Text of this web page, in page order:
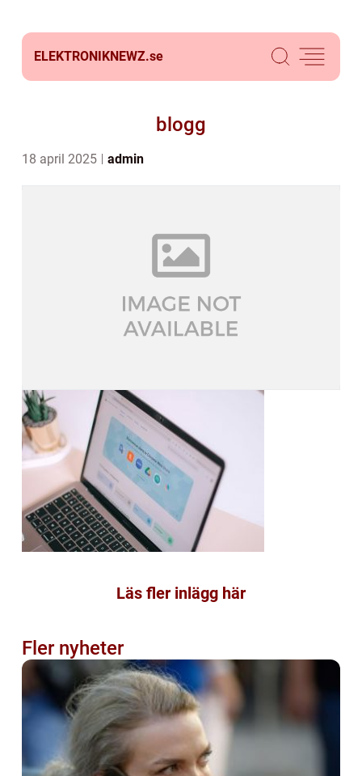
ELEKTRONIKNEWZ.se
blogg
18 april 2025 admin
Läs fler inlägg här
Fler nyheter